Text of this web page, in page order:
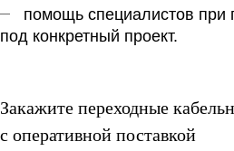
помощь специалистов при
под конкретный проект.
Закажите переходные
с оперативной поставкой